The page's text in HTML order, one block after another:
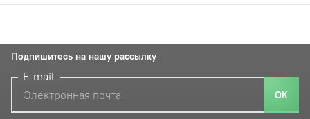
Подпишитесь на нашу рассылку
E-mail
ОК